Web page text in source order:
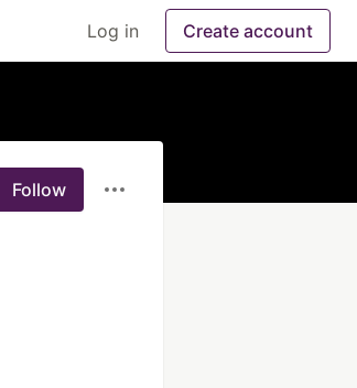
Log in Create account
Follow